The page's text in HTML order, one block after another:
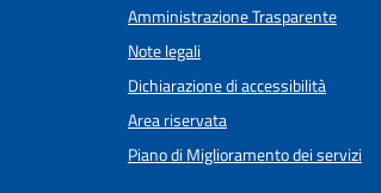
Amministrazione Trasparente
Note legali
Dichiarazione di accessibilità
Area riservata
Piano di Miglioramento dei servizi